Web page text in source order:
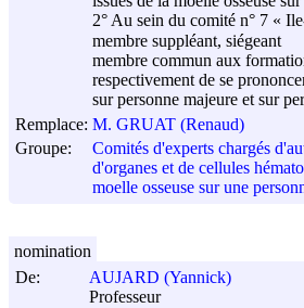
2° Au sein du comité n° 7 «
membre suppléant, siégeant
membre commun aux
respectivement de se
sur personne majeure et sur
Remplace: M. GRUAT (Renaud)
Groupe:
Comités d'experts chargés
d'organes et de cellules
moelle osseuse sur une
De:
AUJARD (Yannick)
Professeur
nomination